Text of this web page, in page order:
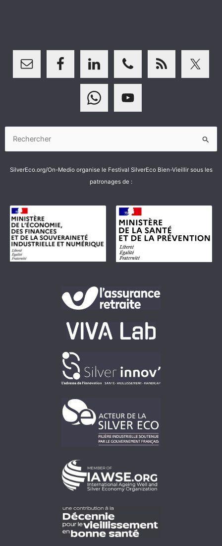
SilverEco.org/On-Medio organise le Festival SilverEco Bien-Vieillir sous les
patronages de :